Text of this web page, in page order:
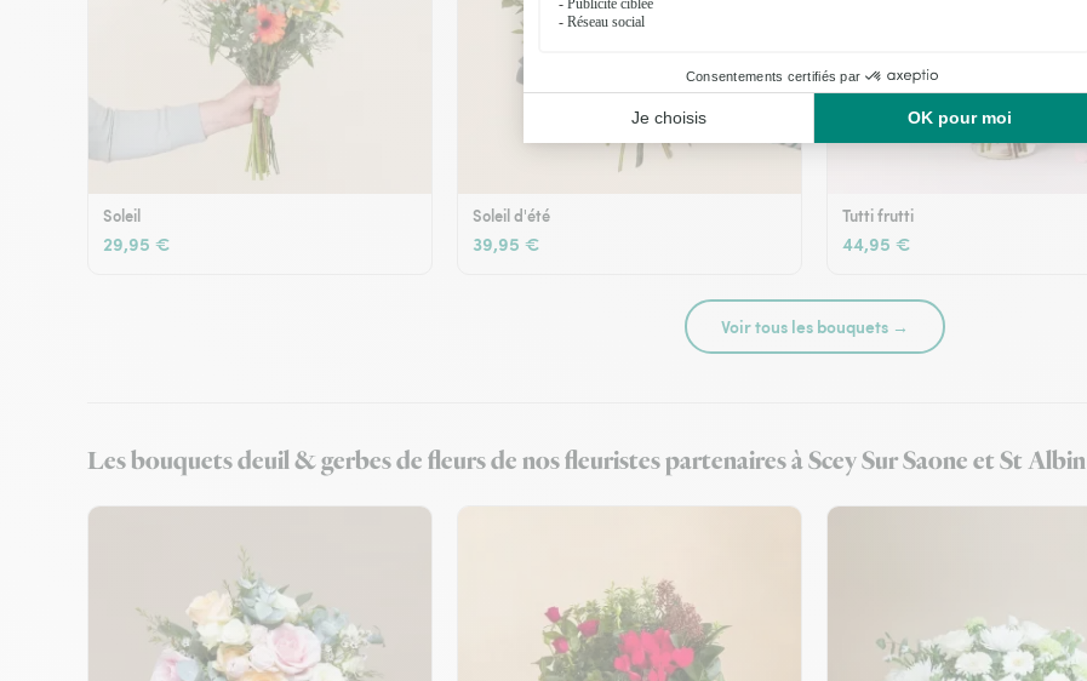
Soleil
29,95 €
Soleil d'été
39,95 €
Tutti frutti
44,95 €
Voir tous les bouquets →
Les bouquets deuil & gerbes de fleurs de nos fleuristes partenaires à Scey Sur Saone et St Albin